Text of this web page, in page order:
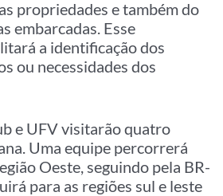
propriedades e também do
embarcadas. Esse
a identificação dos
ou necessidades dos
e UFV visitarão quatro
Uma equipe percorrerá
Oeste, seguindo pela BR-
para as regiões sul e leste